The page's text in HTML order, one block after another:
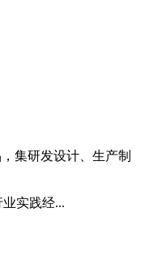
集研发设计、生产制
实践经...